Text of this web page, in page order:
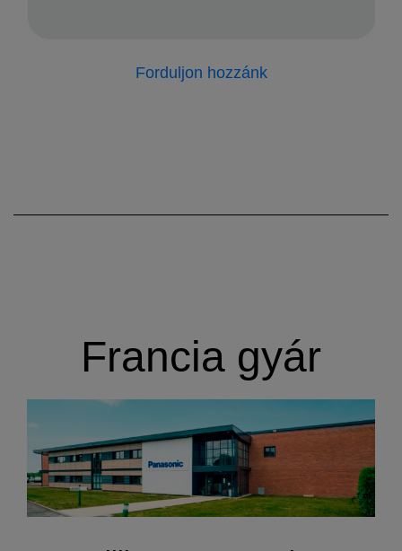
Forduljon hozzánk
Francia gyár